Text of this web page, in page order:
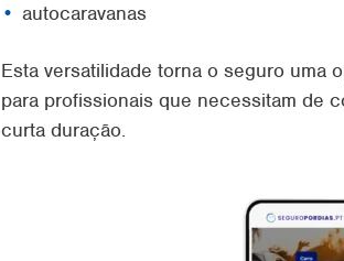
autocaravanas
Esta versatilidade torna o seguro uma
para profissionais que necessitam de
curta duração.